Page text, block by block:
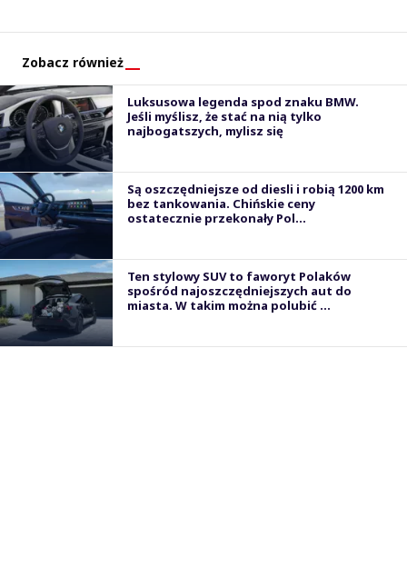
Zobacz również
Luksusowa legenda spod znaku BMW.
Jeśli myślisz, że stać na nią tylko
najbogatszych, mylisz się
Są oszczędniejsze od diesli i robią 1200 km
bez tankowania. Chińskie ceny
ostatecznie przekonały Pol...
Ten stylowy SUV to faworyt Polaków
spośród najoszczędniejszych aut do
miasta. W takim można polubić ...